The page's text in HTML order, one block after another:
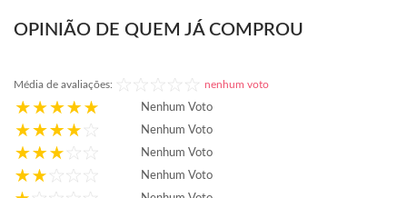
OPINIÃO DE QUEM JÁ COMPROU
Média de avaliações: nenhum voto
Nenhum Voto
Nenhum Voto
Nenhum Voto
Nenhum Voto